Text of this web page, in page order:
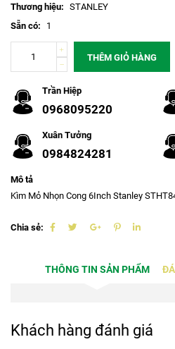
Thương hiệu: STANLEY
Sẵn có:
1
THÊM GIỎ HÀNG
Trần Hiệp
0968095220
Xuân Tưởng
0984824281
Mô tả
Kìm Mỏ Nhọn Cong 6Inch Stanley
Chia sẻ:
THÔNG TIN SẢN PHẨM
Khách hàng đánh giá